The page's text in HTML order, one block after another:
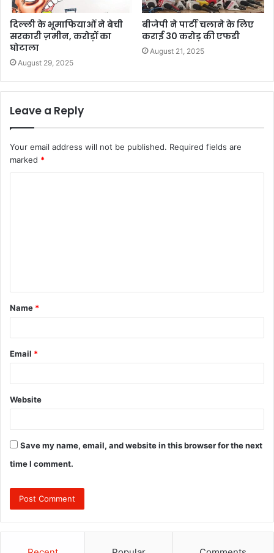
दिल्ली के भूमाफियाओं ने बेची
सरकारी ज़मीन, करोड़ों का
घोटाला
August 29, 2025
बीजेपी ने पार्टी चलाने के लिए
कराई 30 करोड़ की एफडी
August 21, 2025
Leave a Reply
Your email address will not be published. Required fields are
marked *
t
*
Name *
Email *
Website
Save my name, email, and website in this browser for the next
time I comment.